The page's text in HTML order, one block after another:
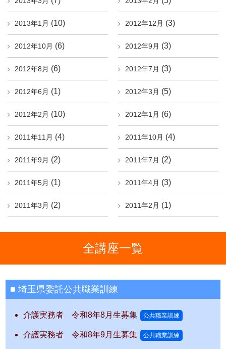
2013年1月 (10) 2012年12月 (3)
2012年10月 (6) 2012年9月 (3)
2012年8月 (6) 2012年7月 (3)
2012年6月 (1) 2012年3月 (5)
2012年2月 (10) 2012年1月 (6)
2011年11月 (4) 2011年10月 (4)
2011年9月 (2) 2011年7月 (2)
2011年5月 (1) 2011年4月 (3)
2011年3月 (2) 2011年2月 (1)
全講座一覧
埼玉県委託公共職業訓練
介護実務者 令和8年8月生募集 公共職業訓練
介護実務者 令和8年9月生募集 公共職業訓練